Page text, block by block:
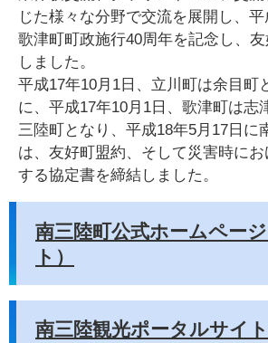
じた様々な分野で交流を展開し、
歌津町町政施行40周年を記念し、
しました。
平成17年10月1日、立川町は余目町
に、平成17年10月1日、歌津町は志
三陸町となり、平成18年5月17日に
は、友好町盟約、そして災害時に
する協定書を締結しました。
南三陸町公式ホームペー
ト）
南三陸観光ポータルサイ